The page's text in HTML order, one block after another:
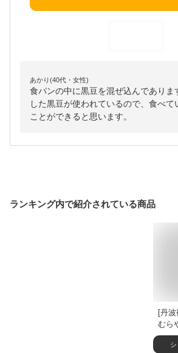
あかり(40代・女性)
食パンの中に黒豆を混ぜ込んでありま
した黒豆が使われているので、食べて
ことができると思います。
ランキング内で紹介されている商品
[丹
むら
丹波
しり